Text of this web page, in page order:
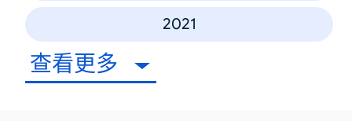
2021
查看更多